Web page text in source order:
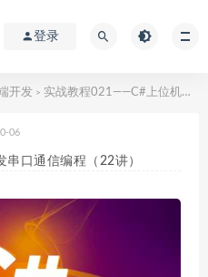
登录
开发 > 实战教程021——C#上位机开发串口通信编程（22讲）
06
口通信编程（22讲）